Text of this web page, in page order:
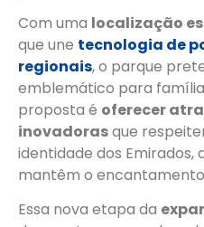
Com uma localização
que une tecnologia de
regionais, o parque
emblemático para
proposta é oferecer
inovadorasque
identidade dos
mantêm o encantamento
Essa nova etapa da